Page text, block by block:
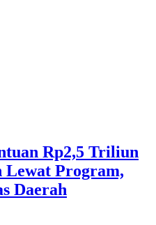
Rp2,5 Triliun
Lewat Program,
Daerah